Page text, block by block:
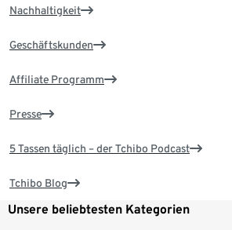
Nachhaltigkeit
Geschäftskunden
Affiliate Programm
Presse
5 Tassen täglich – der Tchibo Podcast
Tchibo Blog
Unsere beliebtesten Kategorien